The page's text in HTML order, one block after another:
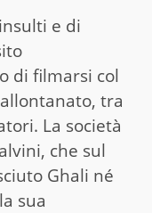
e di
di filmarsi col
tra
La società
che sul
Ghali né
sua